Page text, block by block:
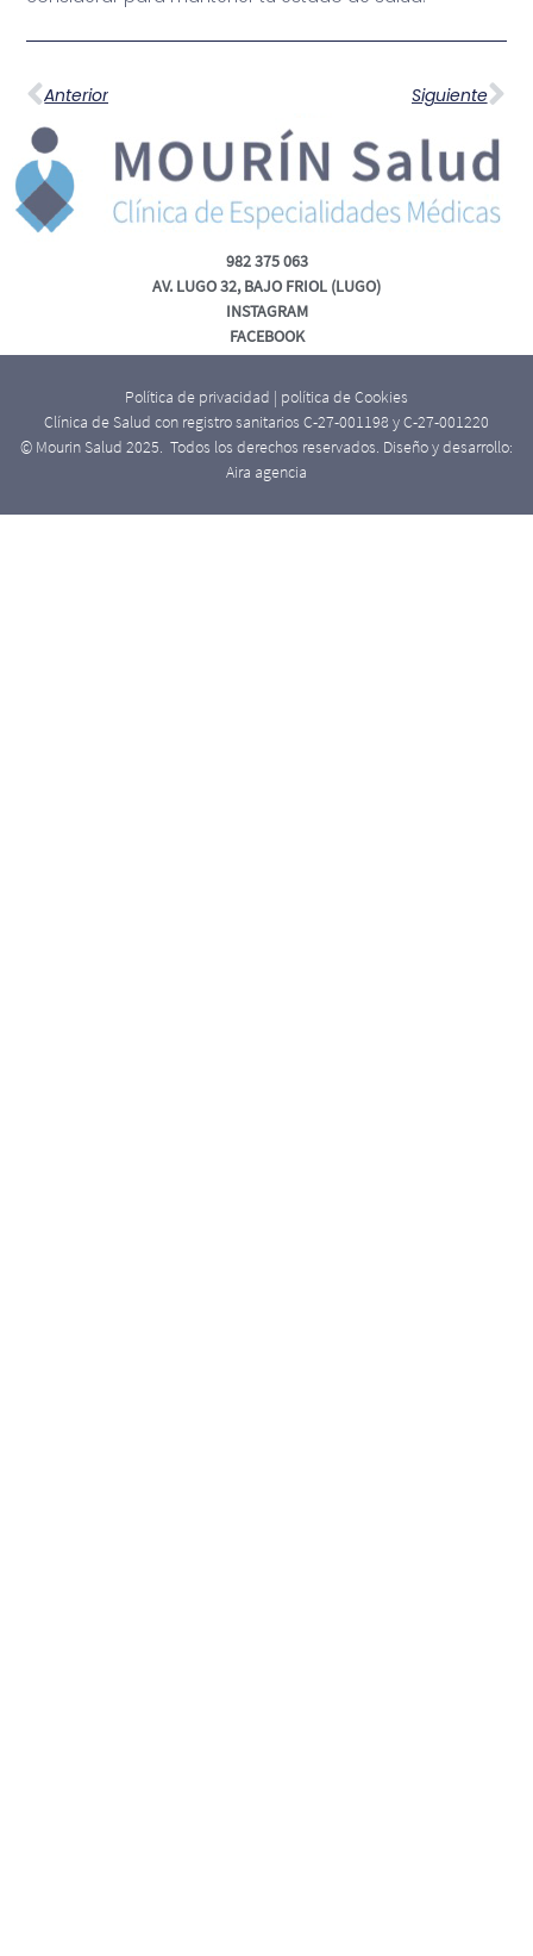
Anterior Siguiente
982 375 063
AV. LUGO 32, BAJO FRIOL (LUGO)
INSTAGRAM
FACEBOOK
Política de privacidad | política de Cookies
Clínica de Salud con registro sanitarios C-27-001198 y C-27-001220
© Mourin Salud 2025. Todos los derechos reservados. Diseño y desarrollo:
Aira agencia